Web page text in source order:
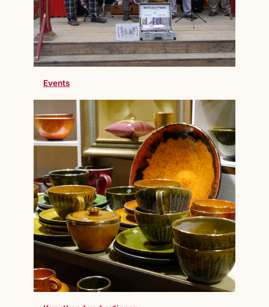
Events